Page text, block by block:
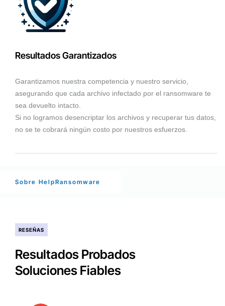
Resultados Garantizados
Garantizamos nuestra competencia y nuestro servicio,
asegurando que cada archivo infectado por el ransomware te
sea devuelto intacto.
Si no logramos desencriptar los archivos y recuperar tus datos,
no se te cobrará ningún costo por nuestros esfuerzos.
Sobre HelpRansomware
RESEÑAS
Resultados Probados
Soluciones Fiables